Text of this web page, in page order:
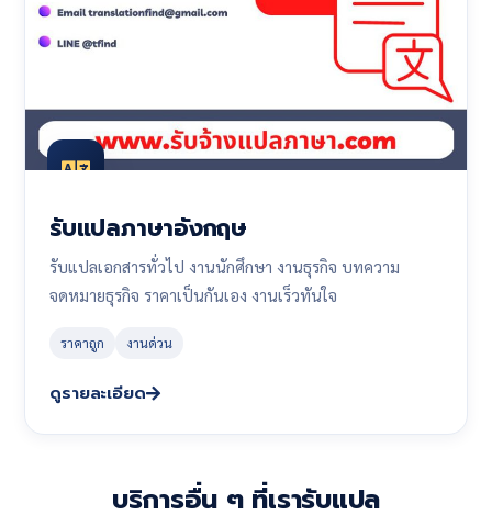
รับแปลภาษาอังกฤษ
รับแปลเอกสารทั่วไป งานนักศึกษา งานธุรกิจ บทความ
จดหมายธุรกิจ ราคาเป็นกันเอง งานเร็วทันใจ
ราคาถูก งานด่วน
ดูรายละเอียด
บริการอื่น ๆ ที่เรารับแปล